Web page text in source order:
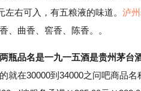
左右可入，有五粮液的味道。 泸
、曲香、窖香、陈香。。
瓶品名是一九一五酒是贵州茅台
在30000到34000之问吧商品名